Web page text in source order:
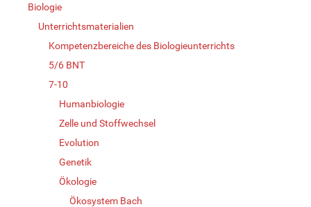
Biologie
Unterrichtsmaterialien
Kompetenzbereiche des Biologieunterrichts
5/6 BNT
7-10
Humanbiologie
Zelle und Stoffwechsel
Evolution
Genetik
Ökologie
Ökosystem Bach